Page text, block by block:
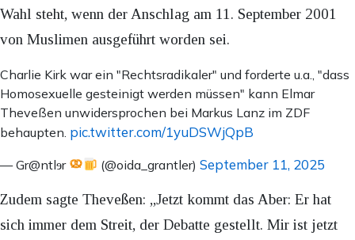
Wahl steht, wenn der Anschlag am 11. September 2001
von Muslimen ausgeführt worden sei.
Charlie Kirk war ein "Rechtsradikaler" und forderte u.a., "dass
Homosexuelle gesteinigt werden müssen" kann Elmar
Theveßen unwidersprochen bei Markus Lanz im ZDF
behaupten. pic.twitter.com/1yuDSWjQpB
— Gr@ntlɘr (@oida_grantler)September 11, 2025
Zudem sagte Theveßen: „Jetzt kommt das Aber: Er hat
sich immer dem Streit, der Debatte gestellt. Mir ist jetzt